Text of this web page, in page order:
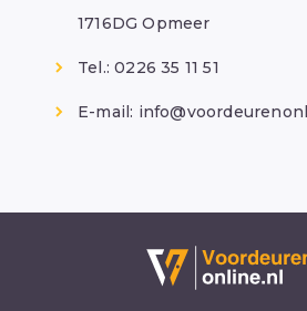
1716DG Opmeer
Tel.: 0226 35 11 51
E-mail: